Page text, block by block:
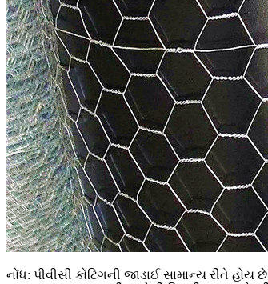
નોંધ: પીવીસી કોટિંગની જાડાઈ સામાન્ય રીતે હોય છે